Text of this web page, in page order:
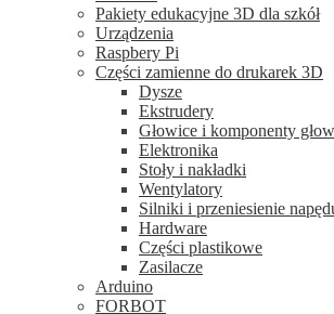
Pakiety edukacyjne 3D dla szkół
Urządzenia
Raspbery Pi
Części zamienne do drukarek 3D
Dysze
Ekstrudery
Głowice i komponenty
Elektronika
Stoły i nakładki
Wentylatory
Silniki i przeniesienie
Hardware
Części plastikowe
Zasilacze
Arduino
FORBOT